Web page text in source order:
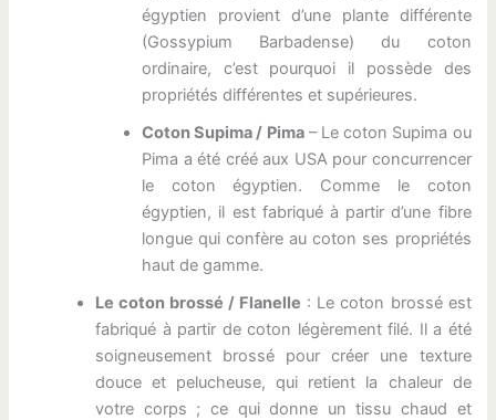
égyptien provient d’une plante différente
(Gossypium Barbadense) du coton
ordinaire, c’est pourquoi il possède des
propriétés différentes et supérieures.
Coton Supima / Pima– Le coton Supima ou
Pima a été créé aux USA pour concurrencer
le coton égyptien. Comme le coton
égyptien, il est fabriqué à partir d’une fibre
longue qui confère au coton ses propriétés
haut de gamme.
Le coton brossé / Flanelle : Le coton brossé est
fabriqué à partir de coton légèrement filé. Il a été
soigneusement brossé pour créer une texture
douce et pelucheuse, qui retient la chaleur de
votre corps ; ce qui donne un tissu chaud et